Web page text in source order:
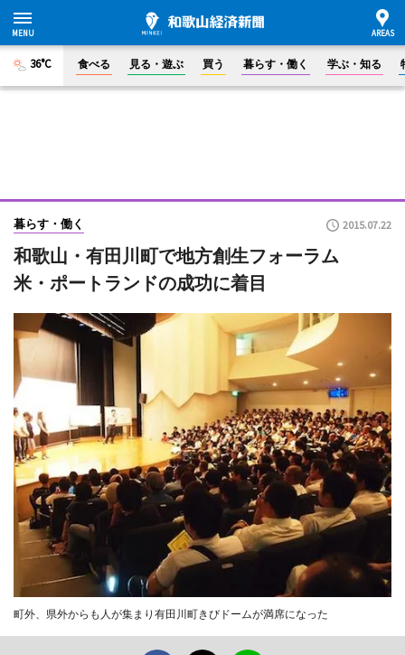
36°C 食べる 見る・遊ぶ 買う 暮らす・働く 学ぶ・知る
暮らす・働く 2015.07.22
和歌山・有田川町で地方創生フォーラム
米・ポートランドの成功に着目
町外、県外からも人が集まり有田川町きびドームが満席になった